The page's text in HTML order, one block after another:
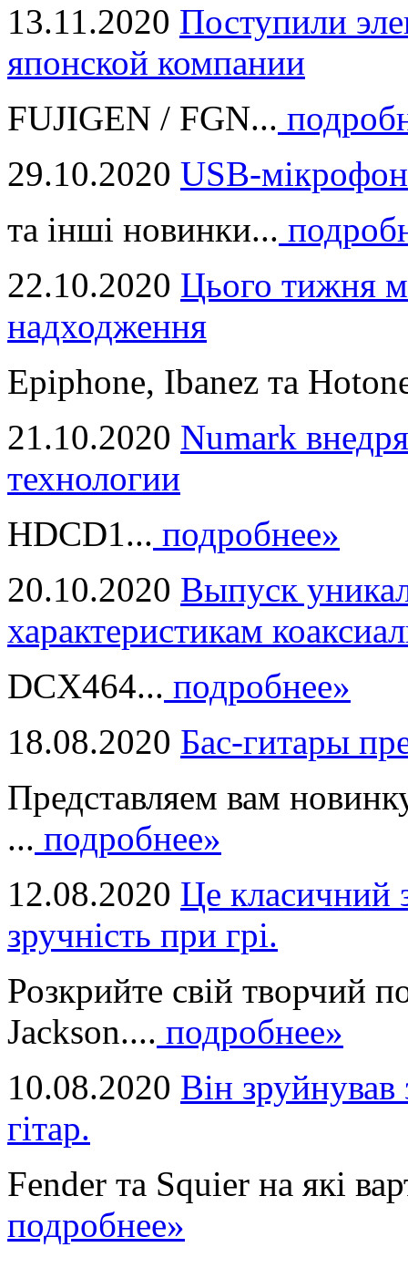
13.11.2020 Поступили
японской компании
FUJIGEN / FGN...
29.10.2020 USB-
та інші новинки...
22.10.2020 Цього тижня
надходження
Epiphone, Ibanez та
21.10.2020 Numark
технологии
HDCD1... подробнее»
20.10.2020 Выпуск
характеристикам
DCX464... подробнее»
18.08.2020 Бас-гитары
Представляем вам
... подробнее»
12.08.2020 Це класичний
зручність при грі.
Розкрийте свій творчий
Jackson.... подробнее»
10.08.2020 Він
гітар.
Fender та Squier на які
подробнее»